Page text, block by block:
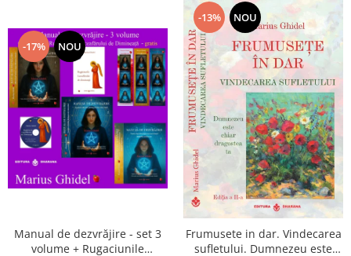
-17% NOU
Manual de dezvrăjire - set 3
volume + Rugaciunile
-13% NOU
Frumusete in dar. Vindecarea
sufletului. Dumnezeu este